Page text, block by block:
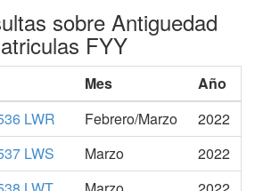
sobre Antiguedad
FYY
Mes
Año
LWR
Febrero/Marzo
2022
LWS
Marzo
2022